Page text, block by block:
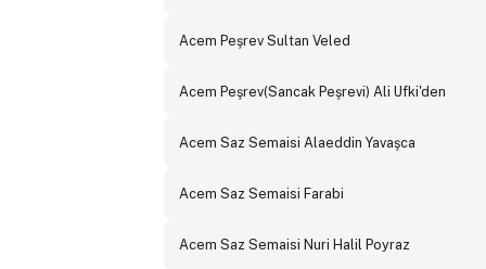
Acem Peşrev Sultan Veled
Acem Peşrev(Sancak Peşrevi) Ali Ufki'den
Acem Saz Semaisi Alaeddin Yavaşca
Acem Saz Semaisi Farabi
Acem Saz Semaisi Nuri Halil Poyraz